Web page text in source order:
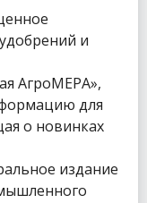
и
АгроМЕРА»,
для
о новинках
издание